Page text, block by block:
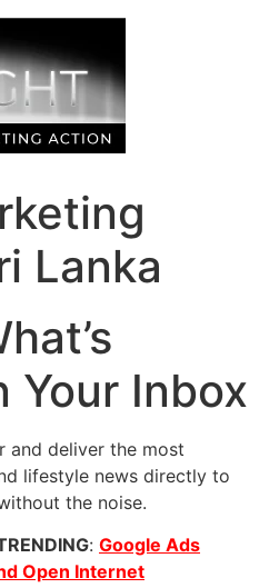
Lanka
Your Inbox
and deliver the most
lifestyle news directly to
the noise.
: Google Ads
Open Internet